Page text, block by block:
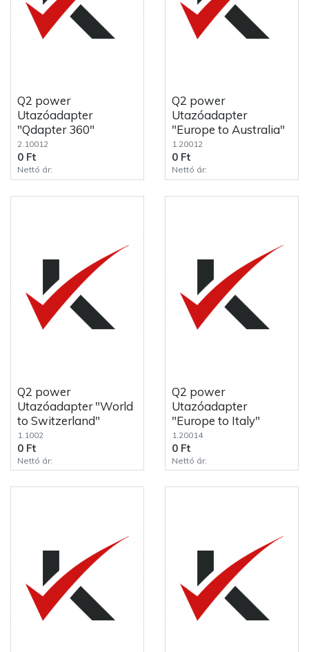
Q2 power
Utazóadapter
"Qdapter 360"
2.10012
0 Ft
Nettó ár:
Q2 power
Utazóadapter
"Europe to Australia"
1.20012
0 Ft
Nettó ár:
Q2 power
Utazóadapter "World
to Switzerland"
1.1002
0 Ft
Nettó ár:
Q2 power
Utazóadapter
"Europe to Italy"
1.20014
0 Ft
Nettó ár: